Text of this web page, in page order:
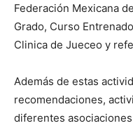
Federación Mexicana
Grado, Curso
Clinica de Jueceo y
Además de estas
recomendaciones,
diferentes